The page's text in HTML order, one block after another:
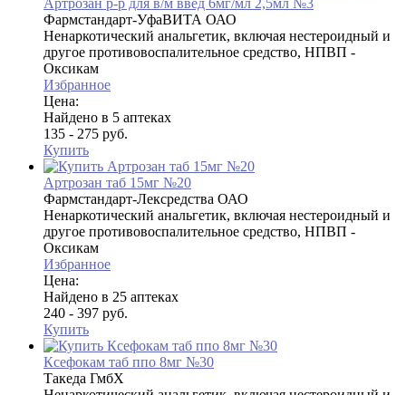
Фармстандарт-УфаВИТА ОАО
Ненаркотический анальгетик, включая нестероидный и
другое противовоспалительное средство, НПВП -
Оксикам
Избранное
Цена:
Найдено в 5 аптеках
135 - 275 руб.
Купить
Артрозан таб 15мг №20
Фармстандарт-Лексредства ОАО
Ненаркотический анальгетик, включая нестероидный и
другое противовоспалительное средство, НПВП -
Оксикам
Избранное
Цена:
Найдено в 25 аптеках
240 - 397 руб.
Купить
Ксефокам таб ппо 8мг №30
Такеда ГмбХ